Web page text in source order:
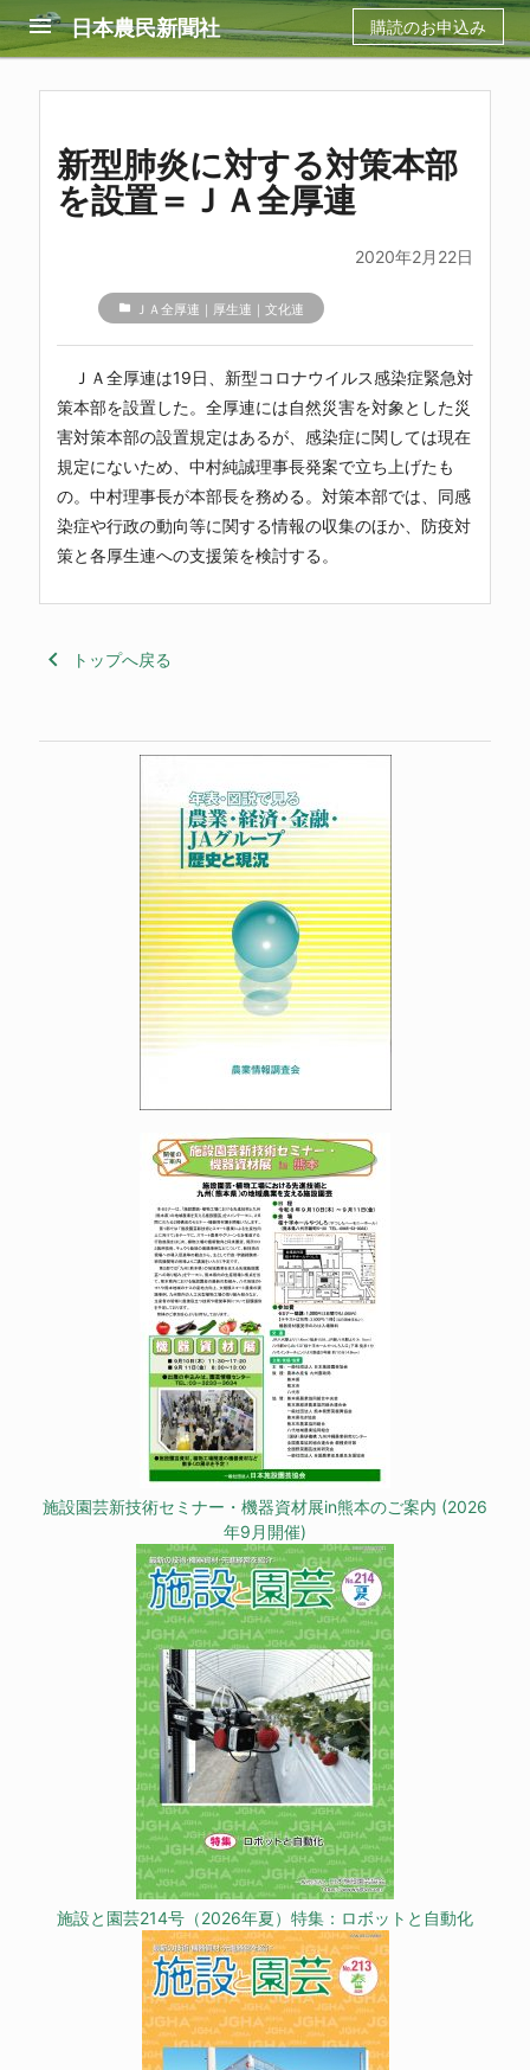
menu 日本農民新聞社 購読のお申込み
新型肺炎に対する対策本部
を設置＝ＪＡ全厚連
2020年2月22日
folder ＪＡ全厚連｜厚生連｜文化連
ＪＡ全厚連は19日、新型コロナウイルス感染症緊急対
策本部を設置した。全厚連には自然災害を対象とした災
害対策本部の設置規定はあるが、感染症に関しては現在
規定にないため、中村純誠理事長発案で立ち上げたも
の。中村理事長が本部長を務める。対策本部では、同感
染症や行政の動向等に関する情報の収集のほか、防疫対
策と各厚生連への支援策を検討する。
keyboard_arrow_left トップへ戻る
施設園芸新技術セミナー・機器資材展in熊本のご案内 (2026
年9月開催)
施設と園芸214号（2026年夏）特集：ロボットと自動化